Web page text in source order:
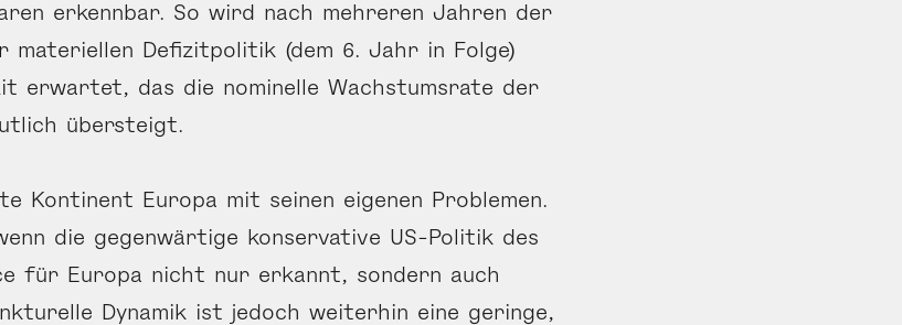
erkennbar. So wird nach mehreren Jahren der
materiellen Defizitpolitik (dem 6. Jahr in Folge)
erwartet, das die nominelle Wachstumsrate der
übersteigt.
Kontinent Europa mit seinen eigenen Problemen.
die gegenwärtige konservative US-Politik des
für Europa nicht nur erkannt, sondern auch
Dynamik ist jedoch weiterhin eine geringe,